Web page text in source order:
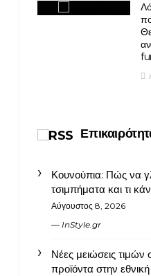
Κουνούπια: Πώς να
τσιμπήματα και τι
Αύγουστος 8, 2026
InStyle.gr
Νέες μειώσεις
προϊόντα στην